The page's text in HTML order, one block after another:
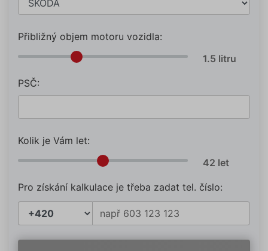
Přibližný objem motoru vozidla:
PSČ:
Kolik je Vám let:
Pro získání kalkulace je třeba zadat tel. číslo: